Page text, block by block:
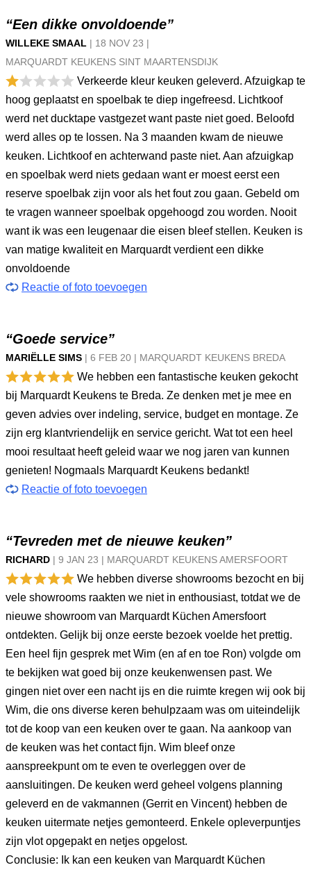
“Een dikke onvoldoende”
WILLEKE SMAAL | 18 NOV 23 |
MARQUARDT KEUKENS SINT MAARTENSDIJK
Verkeerde kleur keuken geleverd. Afzuigkap te
hoog geplaatst en spoelbak te diep ingefreesd. Lichtkoof
werd net ducktape vastgezet want paste niet goed. Beloofd
werd alles op te lossen. Na 3 maanden kwam de nieuwe
keuken. Lichtkoof en achterwand paste niet. Aan afzuigkap
en spoelbak werd niets gedaan want er moest eerst een
reserve spoelbak zijn voor als het fout zou gaan. Gebeld om
te vragen wanneer spoelbak opgehoogd zou worden. Nooit
want ik was een leugenaar die eisen bleef stellen. Keuken is
van matige kwaliteit en Marquardt verdient een dikke
onvoldoende
Reactie of foto toevoegen
“Goede service”
MARIËLLE SIMS | 6 FEB 20 | MARQUARDT KEUKENS BREDA
We hebben een fantastische keuken gekocht
bij Marquardt Keukens te Breda. Ze denken met je mee en
geven advies over indeling, service, budget en montage. Ze
zijn erg klantvriendelijk en service gericht. Wat tot een heel
mooi resultaat heeft geleid waar we nog jaren van kunnen
genieten! Nogmaals Marquardt Keukens bedankt!
Reactie of foto toevoegen
“Tevreden met de nieuwe keuken”
RICHARD | 9 JAN 23 | MARQUARDT KEUKENS AMERSFOORT
We hebben diverse showrooms bezocht en bij
vele showrooms raakten we niet in enthousiast, totdat we de
nieuwe showroom van Marquardt Küchen Amersfoort
ontdekten. Gelijk bij onze eerste bezoek voelde het prettig.
Een heel fijn gesprek met Wim (en af en toe Ron) volgde om
te bekijken wat goed bij onze keukenwensen past. We
gingen niet over een nacht ijs en die ruimte kregen wij ook bij
Wim, die ons diverse keren behulpzaam was om uiteindelijk
tot de koop van een keuken over te gaan. Na aankoop van
de keuken was het contact fijn. Wim bleef onze
aanspreekpunt om te even te overleggen over de
aansluitingen. De keuken werd geheel volgens planning
geleverd en de vakmannen (Gerrit en Vincent) hebben de
keuken uitermate netjes gemonteerd. Enkele opleverpuntjes
zijn vlot opgepakt en netjes opgelost.
Conclusie: Ik kan een keuken van Marquardt Küchen